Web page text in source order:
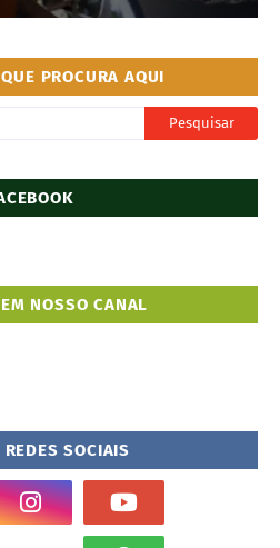
PROCURA AQUI
NOSSO CANAL
SOCIAIS